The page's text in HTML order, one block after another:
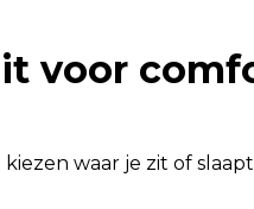
voor
waar je zit of